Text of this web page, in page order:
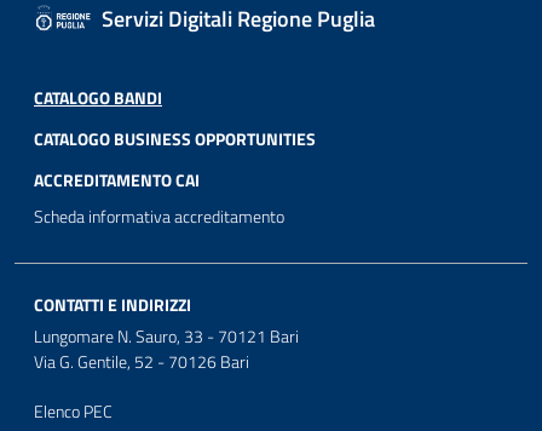
Servizi Digitali Regione Puglia
CATALOGO BANDI
CATALOGO BUSINESS OPPORTUNITIES
ACCREDITAMENTO CAI
Scheda informativa accreditamento
CONTATTI E INDIRIZZI
Lungomare N. Sauro, 33 - 70121 Bari
Via G. Gentile, 52 - 70126 Bari
Elenco PEC